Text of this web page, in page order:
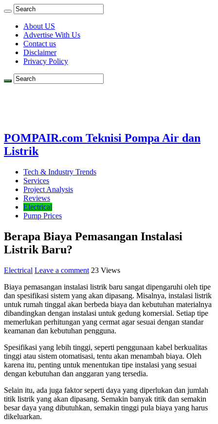
About US
Advertise With Us
Contact us
Disclaimer
Privacy Policy
POMPAIR.com Teknisi Pompa Air dan
Listrik
Tech & Industry Trends
Services
Project Analysis
Reviews
Electrical
Pump Prices
Berapa Biaya Pemasangan Instalasi
Listrik Baru?
Electrical Leave a comment 23 Views
Biaya pemasangan instalasi listrik baru sangat dipengaruhi oleh tipe
dan spesifikasi sistem yang akan dipasang. Misalnya, instalasi listrik
untuk rumah tinggal akan berbeda biaya dan kebutuhan materialnya
dibandingkan dengan instalasi untuk gedung komersial. Setiap tipe
memerlukan perhitungan yang cermat agar sesuai dengan standar
keamanan dan kebutuhan pengguna.
Spesifikasi yang lebih tinggi, seperti penggunaan kabel berkualitas
tinggi atau sistem otomatisasi, tentu akan menambah biaya. Oleh
karena itu, penting untuk menentukan tipe instalasi yang sesuai
dengan kebutuhan dan anggaran yang tersedia.
Selain itu, ada juga faktor seperti daya yang diperlukan dan jumlah
titik listrik yang akan dipasang. Semakin banyak titik dan semakin
besar daya yang dibutuhkan, semakin tinggi pula biaya yang harus
dikeluarkan.